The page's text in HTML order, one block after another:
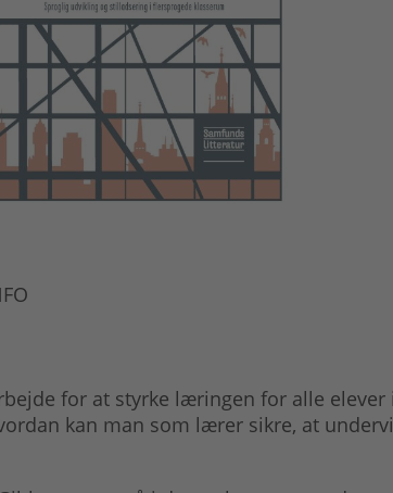
for at styrke læringen for alle elever
kan man som lærer sikre, at